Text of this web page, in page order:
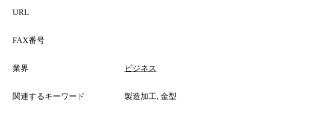
URL
FAX番号
業界 ビジネス
関連するキーワード 製造加工, 金型